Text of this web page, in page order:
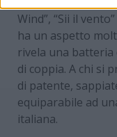
Wind”, “Sii il
ha un aspetto
rivela una batteria
di coppia. A chi si
di patente,
equiparabile ad
italiana.